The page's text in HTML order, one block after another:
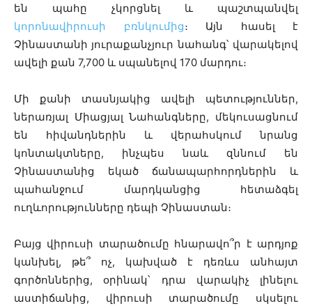
են պահը չկորցնել և պաշտպանվել
կորոնավիրուսի բռնկումից։ Այն հասել է
Չինաստանի յուրաքանչյուր նահանգ՝ վարակելով
ավելի քան 7,700 և սպանելով 170 մարդու։
Մի քանի տասնյակից ավելի պետություններ,
ներառյալ Միացյալ Նահանգները, մեկուսացնում
են հիվանդներին և վերահսկում նրանց
կոնտակտները, ինչպես նաև զննում են
Չինաստանից եկած ճանապարհորդներին և
պահանջում մարդկանցից հետաձգել
ուղևորությունները դեպի Չինաստան։
Բայց վիրուսի տարածումը հնարավո՞ր է արդյոք
կանխել, թե՞ ոչ, կախված է դեռևս անհայտ
գործոններից, օրինակ՝ դրա վարակիչ լինելու
աստիճանից, վիրուսի տարածումը սկսելու